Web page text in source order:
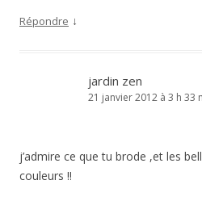
Répondre ↓
jardin zen
21 janvier 2012 à 3 h 33
j’admire ce que tu brode ,et les
couleurs !!